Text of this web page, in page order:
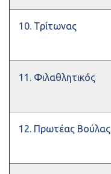
10. Τρίτωνας
11. Φιλαθλητικός
12. Πρωτέας Βούλας